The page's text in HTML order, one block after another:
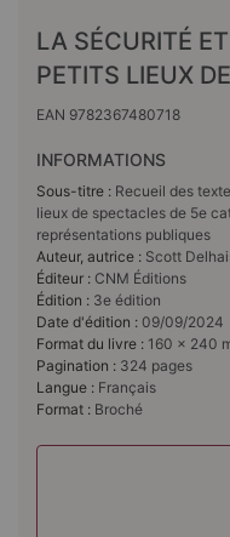
LA SÉCURITÉ
PETITS LIEUX
EAN 9782367480718
INFORMATIONS
Sous-titre : Recueil des
lieux de spectacles de 5e
représentations publiques
Auteur, autrice : Scott
Éditeur : CNM Éditions
Édition : 3e édition
Date d'édition : 09/09/2024
Format du livre : 160 × 240
Pagination : 324 pages
Langue : Français
Format : Broché